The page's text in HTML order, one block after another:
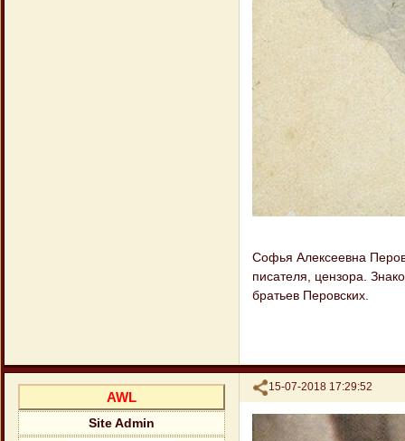
Софья Алексеевна
писателя, цензора.
братьев Перовских.
Поделиться
15-07-2018 17:29:52
AWL
Site Admin